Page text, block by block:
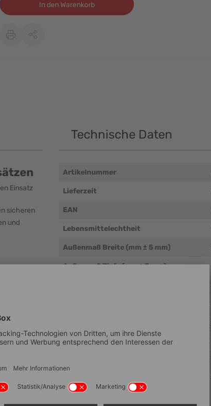
In den Warenkorb
Einsatz
sicheren
und
Technische Daten
Artikelnummer
Lieferzeit
EAN
Lebensmittelechtheit
Außenmaß Breite (mm ± 5 mm)
Außenmaß Tiefe (mm ± 5 mm)
Innenmaß Höhe (mm ± 5 mm)